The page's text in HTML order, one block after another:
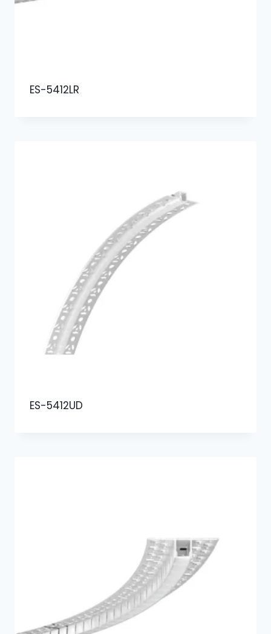
ES-5412LR
ES-5412UD